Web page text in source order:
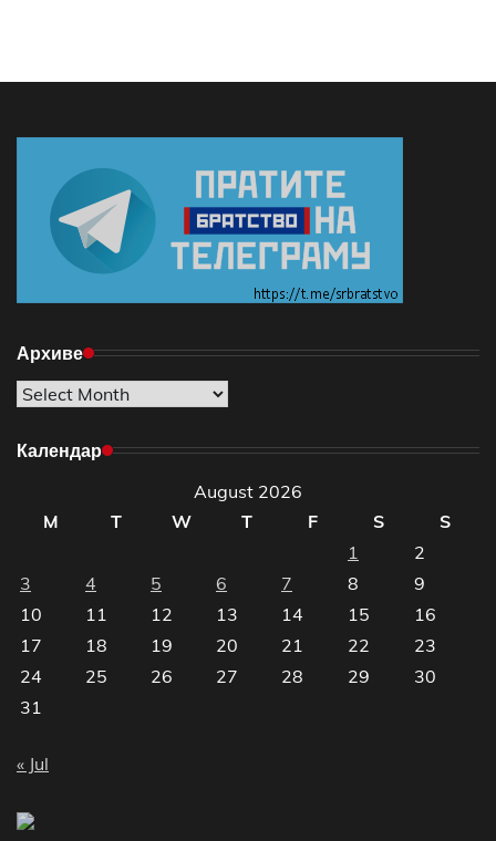
Архиве
Архиве
Календар
August 2026
M
T W T F S
S
1
2
3
4 5 6 7 8
9
10
11 12 13 14 15
16
17
18 19 20 21 22
23
24
25 26 27 28 29
30
31
« Jul